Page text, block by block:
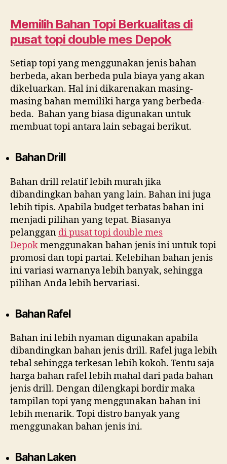
Memilih Bahan Topi Berkualitas di
pusat topi double mes Depok
Setiap topi yang menggunakan jenis bahan
berbeda, akan berbeda pula biaya yang akan
dikeluarkan. Hal ini dikarenakan masing-
masing bahan memiliki harga yang berbeda-
beda. Bahan yang biasa digunakan untuk
membuat topi antara lain sebagai berikut.
Bahan Drill
Bahan drill relatif lebih murah jika
dibandingkan bahan yang lain. Bahan ini juga
lebih tipis. Apabila budget terbatas bahan ini
menjadi pilihan yang tepat. Biasanya
pelanggan dipusat topi double mes
Depokmenggunakan bahan jenis ini untuk topi
promosi dan topi partai. Kelebihan bahan jenis
ini variasi warnanya lebih banyak, sehingga
pilihan Anda lebih bervariasi.
Bahan Rafel
Bahan ini lebih nyaman digunakan apabila
dibandingkan bahan jenis drill. Rafel juga lebih
tebal sehingga terkesan lebih kokoh. Tentu saja
harga bahan rafel lebih mahal dari pada bahan
jenis drill. Dengan dilengkapi bordir maka
tampilan topi yang menggunakan bahan ini
lebih menarik. Topi distro banyak yang
menggunakan bahan jenis ini.
Bahan Laken